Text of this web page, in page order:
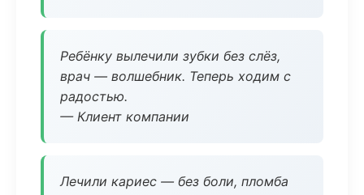
Ребёнку вылечили зубки без слёз,
врач — волшебник. Теперь ходим с
радостью.
— Клиент компании
Лечили кариес — без боли, пломба